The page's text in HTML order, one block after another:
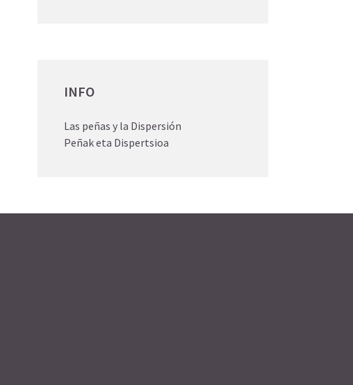
INFO
Las peñas y la Dispersión
Peñak eta Dispertsioa